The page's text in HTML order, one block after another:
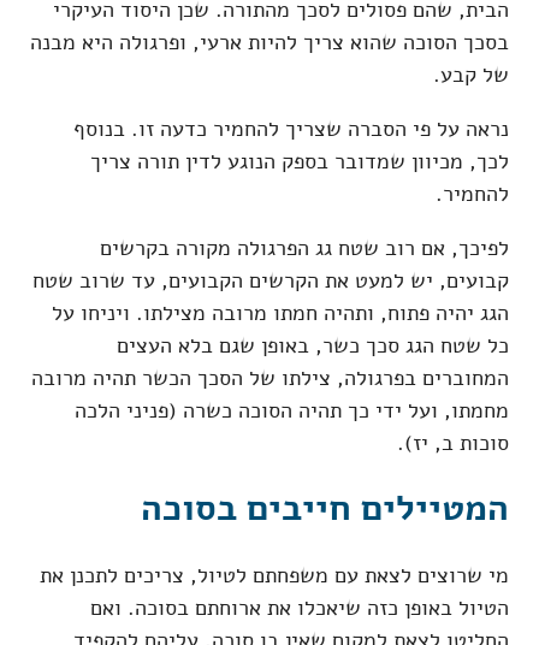
הבית, שהם פסולים לסכך מהתורה. שכן היסוד העיקרי
בסכך הסוכה שהוא צריך להיות ארעי, ופרגולה היא מבנה
של קבע.
נראה על פי הסברה שצריך להחמיר כדעה זו. בנוסף
לכך, מכיוון שמדובר בספק הנוגע לדין תורה צריך
להחמיר.
לפיכך, אם רוב שטח גג הפרגולה מקורה בקרשים
קבועים, יש למעט את הקרשים הקבועים, עד שרוב שטח
הגג יהיה פתוח, ותהיה חמתו מרובה מצילתו. ויניחו על
כל שטח הגג סכך כשר, באופן שגם בלא העצים
המחוברים בפרגולה, צילתו של הסכך הכשר תהיה מרובה
מחמתו, ועל ידי כך תהיה הסוכה כשרה (פניני הלכה
סוכות ב, יז).
המטיילים חייבים בסוכה
מי שרוצים לצאת עם משפחתם לטיול, צריכים לתכנן את
הטיול באופן כזה שיאכלו את ארוחתם בסוכה. ואם